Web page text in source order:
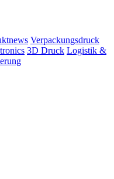
Verpackungsdruck
3D Druck Logistik &